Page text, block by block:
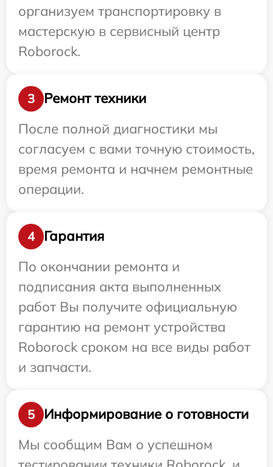
организуем транспортировку в
мастерскую в сервисный центр
Roborock.
3
Ремонт техники
После полной диагностики мы
согласуем с вами точную стоимость,
время ремонта и начнем ремонтные
операции.
4
Гарантия
По окончании ремонта и
подписания акта выполненных
работ Вы получите официальную
гарантию на ремонт устройства
Roborock сроком на все виды работ
и запчасти.
5
Информирование о готовности
Мы сообщим Вам о успешном